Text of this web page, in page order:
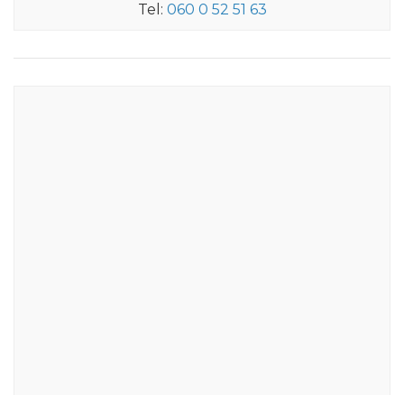
Tel: 060 0 52 51 63